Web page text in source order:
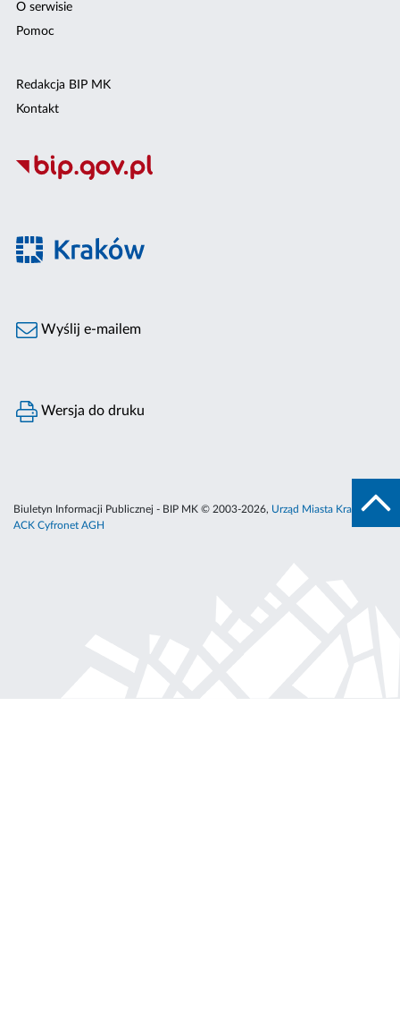
O serwisie
Pomoc
Redakcja BIP MK
Kontakt
Wyślij e-mailem
Wersja do druku
Biuletyn Informacji Publicznej - BIP MK © 2003-2026, Urząd Miasta Krakowa
ACK Cyfronet AGH